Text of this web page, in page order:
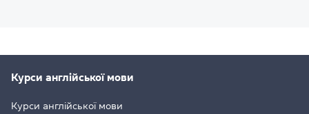
Курси англійської мови
Курси англійської мови